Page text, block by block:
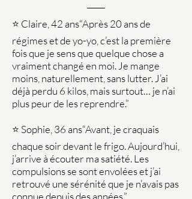
⭐ Claire, 42 ans“Après 20 ans de
régimes et de yo-yo, c’est la première
fois que je sens que quelque chose a
vraiment changé en moi. Je mange
moins, naturellement, sans lutter. J’ai
déjà perdu 6 kilos, mais surtout… je n’ai
plus peur de les reprendre.”
⭐ Sophie, 36 ans“Avant, je craquais
chaque soir devant le frigo. Aujourd’hui,
j’arrive à écouter ma satiété. Les
compulsions se sont envolées et j’ai
retrouvé une sérénité que je n’avais pas
connue depuis des années.”